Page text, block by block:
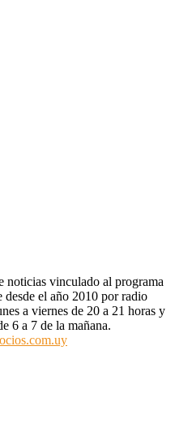
noticias vinculado al programa
el año 2010 por radio
a viernes de 20 a 21 horas y
6 a 7 de la mañana.